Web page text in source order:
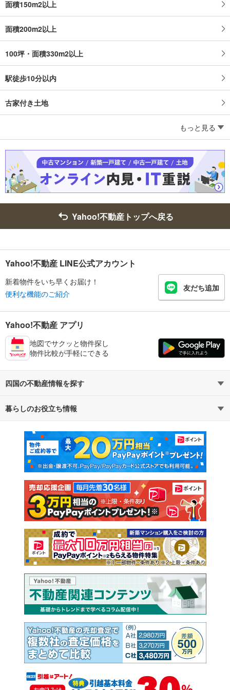
面積150m2以上
面積200m2以上
100坪・面積330m2以上
駅徒歩10分以内
古家付き土地
もっと見る
Yahoo!不動産トップへ戻る
Yahoo!不動産 LINE公式アカウント
新着物件をいち早くお届け！
便利な機能のご紹介
友だち追加
Yahoo!不動産 アプリ
地図でサクッと物件探し
物件比較が手軽にできる
四国の不動産情報を探す
不動産・住宅
新築マンション 中古マンション
新築一戸建て 中古一戸建て
注文住宅 土地
売却査定
暮らしのお役立ち情報
マンションカタログ 教えて！住まいの先生